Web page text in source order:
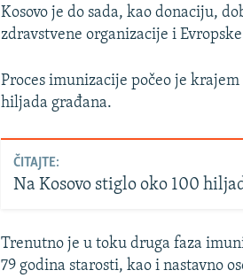
Kosovo je do sada, kao donaciju,
zdravstvene organizacije i
Proces imunizacije počeo je
hiljada građana.
ČITAJTE:
Na Kosovo stiglo oko 100
Trenutno je u toku druga faza
79 godina starosti, kao i nastavno